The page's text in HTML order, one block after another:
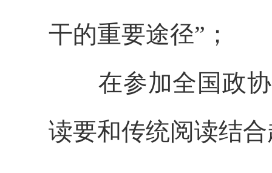
干的重要途径”；
在参加全国政协
读要和传统阅读结